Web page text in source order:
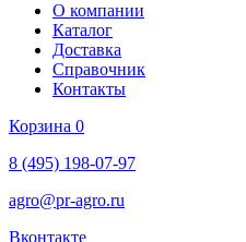
О компании
Каталог
Доставка
Справочник
Контакты
Корзина 0
8 (495) 198-07-97
agro@pr-agro.ru
Вконтакте